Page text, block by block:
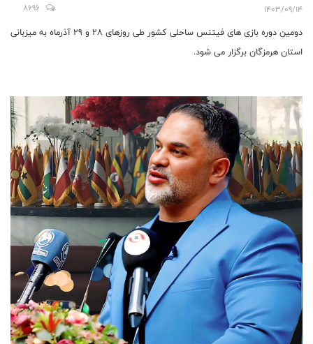
1403/09/14
8696
دومین دوره بازی های فیتنس ساحلی کشور طی روزهای 28 و 29 آذرماه به میزبانی
استان هرمزگان برگزار می شود.